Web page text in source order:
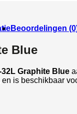
Beoordelingen
Blue
Graphite Blue
is beschikbaar